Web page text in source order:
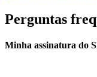
Perguntas
Minha assinatura do